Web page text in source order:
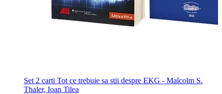
Set 2 carti Tot ce trebuie sa stii despre EKG - Malcolm S.
Thaler, Ioan Tilea